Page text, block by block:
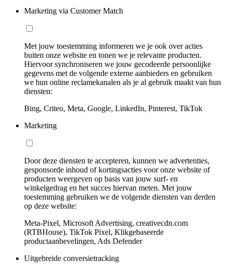
Marketing via Customer Match
Met jouw toestemming informeren we je ook over acties
buiten onze website en tonen we je relevante producten.
Hiervoor synchroniseren we jouw gecodeerde persoonlijke
gegevens met de volgende externe aanbieders en gebruiken
we hun online reclamekanalen als je al gebruik maakt van hun
diensten:
Bing, Criteo, Meta, Google, LinkedIn, Pinterest, TikTok
Marketing
Door deze diensten te accepteren, kunnen we advertenties,
gesponsorde inhoud of kortingsacties voor onze website of
producten weergeven op basis van jouw surf- en
winkelgedrag en het succes hiervan meten. Met jouw
toestemming gebruiken we de volgende diensten van derden
op deze website:
Meta-Pixel, Microsoft Advertising, creativecdn.com
(RTBHouse), TikTok Pixel, Klikgebaseerde
productaanbevelingen, Ads Defender
Uitgebreide conversietracking